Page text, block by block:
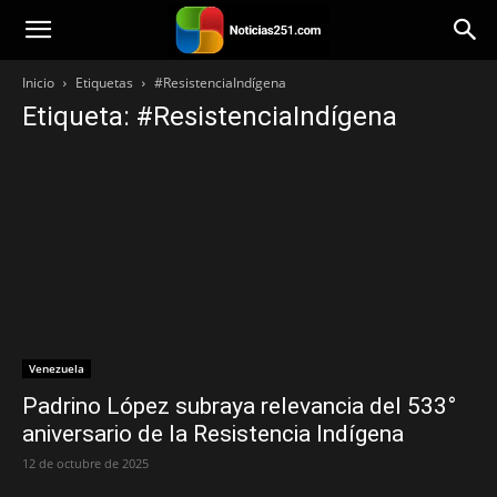
Noticias251
Inicio Etiquetas #ResistenciaIndígena
Etiqueta: #ResistenciaIndígena
Venezuela
Padrino López subraya relevancia del 533°
aniversario de la Resistencia Indígena
12 de octubre de 2025